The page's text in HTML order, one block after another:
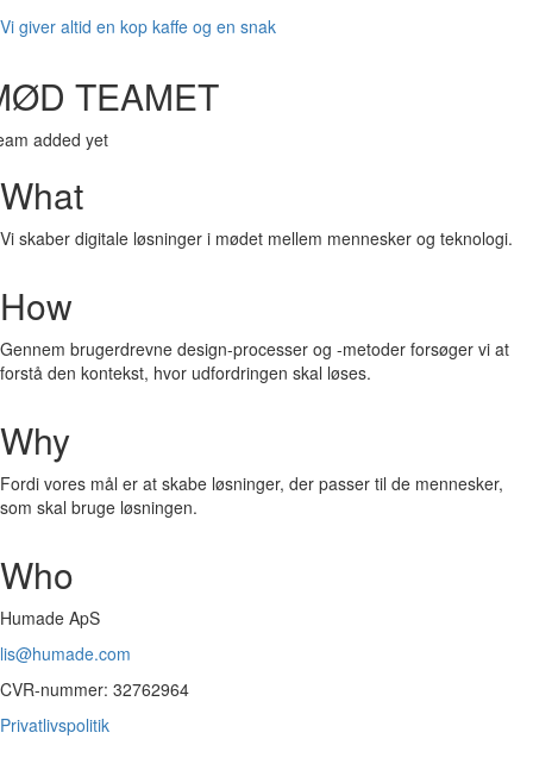
Vi giver altid en kop kaffe og en snak
TEAMET
added yet
What
Vi skaber digitale løsninger i mødet mellem mennesker og teknologi.
How
Gennem brugerdrevne design-processer og -metoder forsøger vi at
forstå den kontekst, hvor udfordringen skal løses.
Why
Fordi vores mål er at skabe løsninger, der passer til de mennesker,
som skal bruge løsningen.
Who
Humade ApS
lis@humade.com
CVR-nummer: 32762964
Privatlivspolitik